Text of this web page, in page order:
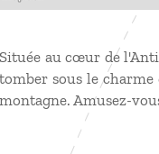
Située au cœur de
tomber sous le charme
montagne. Amusez-